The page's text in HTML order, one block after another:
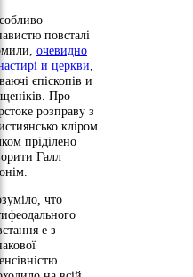
повсталі
очевидно
и церкви
єпіскопів и
Про
розправу з
кліром
пріділено
Галл
что
е з